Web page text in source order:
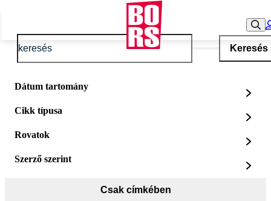
Keresés
Dátum tartomány
Cikk típusa
Rovatok
Szerző szerint
Csak címkében